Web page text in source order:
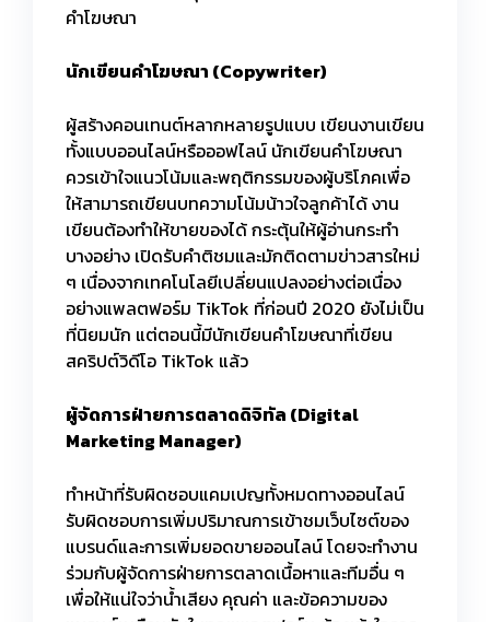
คำโฆษณา
นักเขียนคำโฆษณา (Copywriter)
ผู้สร้างคอนเทนต์หลากหลายรูปแบบ เขียนงานเขียน
ทั้งแบบออนไลน์หรือออฟไลน์ นักเขียนคำโฆษณา
ควรเข้าใจแนวโน้มและพฤติกรรมของผู้บริโภคเพื่อ
ให้สามารถเขียนบทความโน้มน้าวใจลูกค้าได้ งาน
เขียนต้องทำให้ขายของได้ กระตุ้นให้ผู้อ่านกระทำ
บางอย่าง เปิดรับคำติชมและมักติดตามข่าวสารใหม่
ๆ เนื่องจากเทคโนโลยีเปลี่ยนแปลงอย่างต่อเนื่อง
อย่างแพลตฟอร์ม TikTok ที่ก่อนปี 2020 ยังไม่เป็น
ที่นิยมนัก แต่ตอนนี้มีนักเขียนคำโฆษณาที่เขียน
สคริปต์วิดีโอ TikTok แล้ว
ผู้จัดการฝ่ายการตลาดดิจิทัล (Digital
Marketing Manager)
ทำหน้าที่รับผิดชอบแคมเปญทั้งหมดทางออนไลน์
รับผิดชอบการเพิ่มปริมาณการเข้าชมเว็บไซต์ของ
แบรนด์และการเพิ่มยอดขายออนไลน์ โดยจะทำงาน
ร่วมกับผู้จัดการฝ่ายการตลาดเนื้อหาและทีมอื่น ๆ
เพื่อให้แน่ใจว่าน้ำเสียง คุณค่า และข้อความของ